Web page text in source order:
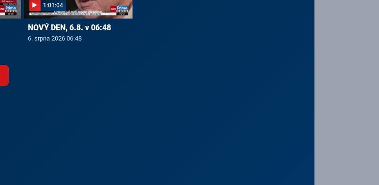
1:01:04
NOVÝ DEN, 6.8. v 06:48
6. srpna 2026 06:48